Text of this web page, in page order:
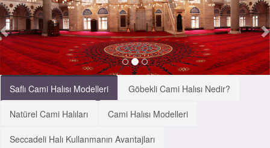
Saflı Cami Halısı Modelleri Göbekli Cami Halısı Nedir?
Natürel Cami Halıları Cami Halısı Modelleri
Seccadeli Halı Kullanmanın Avantajları